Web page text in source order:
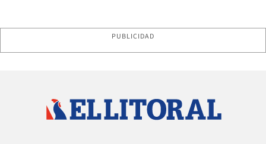
PUBLICIDAD